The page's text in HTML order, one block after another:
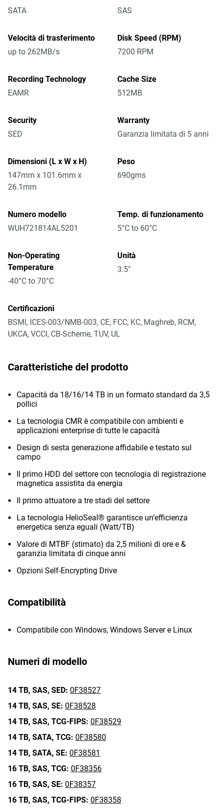
SATA
SAS
Velocità di trasferimento
up to 262MB/s
Disk Speed (RPM)
7200 RPM
Recording Technology
EAMR
Cache Size
512MB
Security
SED
Warranty
Garanzia limitata di 5 anni
Dimensioni (L x W x H)
147mm x 101.6mm x
26.1mm
Peso
690gms
Numero modello
WUH721814AL5201
Temp. di funzionamento
5°C to 60°C
Non-Operating
Temperature
-40°C to 70°C
Unità
3.5"
Certificazioni
BSMI, ICES-003/NMB-003, CE, FCC, KC, Maghreb, RCM,
UKCA, VCCI, CB-Scheme, TUV, UL
Caratteristiche del prodotto
Capacità da 18/16/14 TB in un formato standard da 3,5
pollici
La tecnologia CMR è compatibile con ambienti e
applicazioni enterprise di tutte le capacità
Design di sesta generazione affidabile e testato sul
campo
Il primo HDD del settore con tecnologia di registrazione
magnetica assistita da energia
Il primo attuatore a tre stadi del settore
La tecnologia HelioSeal® garantisce un’efficienza
energetica senza eguali (Watt/TB)
Valore di MTBF (stimato) da 2,5 milioni di ore e &
garanzia limitata di cinque anni
Opzioni Self-Encrypting Drive
Compatibilità
Compatibile con Windows, Windows Server e Linux
Numeri di modello
14 TB, SAS, SED: 0F38527
14 TB, SAS, SE: 0F38528
14 TB, SAS, TCG-FIPS: 0F38529
14 TB, SATA, TCG: 0F38580
14 TB, SATA, SE: 0F38581
16 TB, SAS, TCG: 0F38356
16 TB, SAS, SE: 0F38357
16 TB, SAS, TCG-FIPS: 0F38358